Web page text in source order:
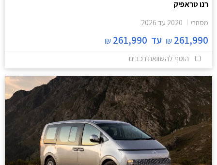
רנו טראפיק
מסחרי 2020 עד 2026
261,990
₪ עד 261,990
₪
הוסף להשוואת רכבים